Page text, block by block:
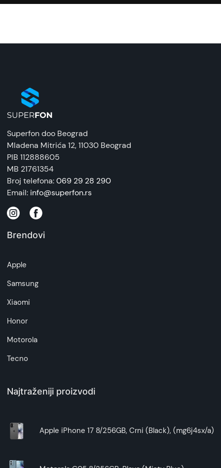
Superfon doo Beograd
Mladena Mitrića 12, 11030 Beograd
PIB 112888605
MB 21761354
Broj telefona:069 29 28 290
Email: info@superfon.rs
Brendovi
Apple
Samsung
Xiaomi
Honor
Motorola
Tecno
Najtraženiji proizvodi
Apple iPhone 17 8/256GB, Crni (Black), (mg6j4sx/a)